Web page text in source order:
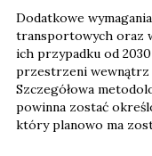
Dodatkowe
transportowych oraz
ich przypadku od
przestrzeni wewnątrz
Szczegółowa
powinna zostać
który planowo ma